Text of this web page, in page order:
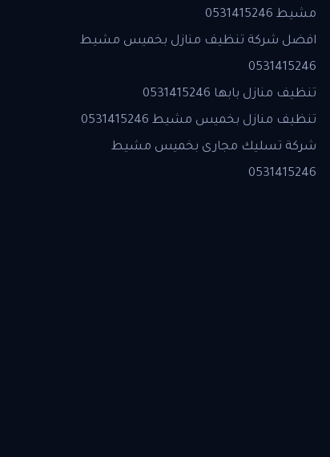
مشيط 0531415246
افضل شركة تنظيف منازل بخميس مشيط
0531415246
تنظيف منازل بابها 0531415246
تنظيف منازل بخميس مشيط 0531415246
شركة تسليك مجارى بخميس مشيط
0531415246